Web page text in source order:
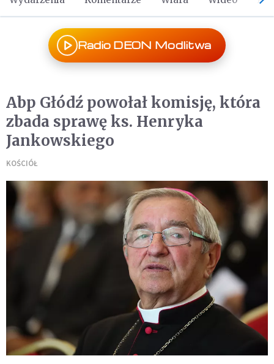
Radio DEON Modlitwa
Abp Głódź powołał komisję, która
zbada sprawę ks. Henryka
Jankowskiego
KOŚCIÓŁ